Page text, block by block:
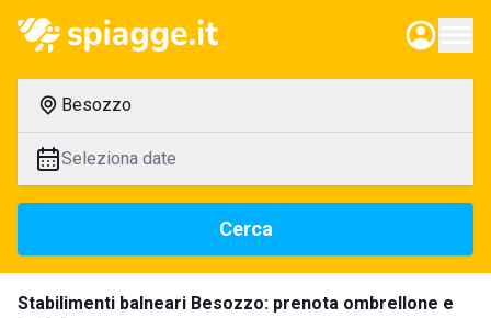
Besozzo
Seleziona date
Cerca
Stabilimenti balneari Besozzo: prenota ombrellone e